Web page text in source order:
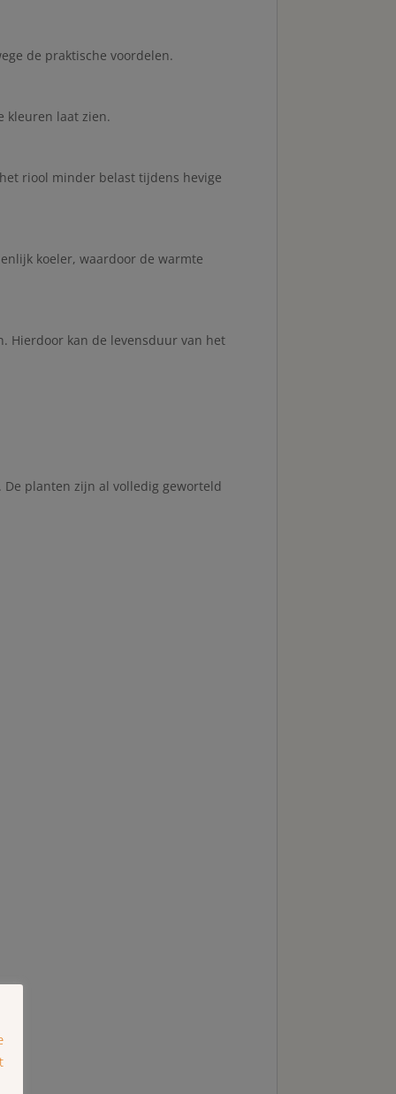
de praktische voordelen.
kleuren laat zien.
riool minder belast tijdens hevige
koeler, waardoor de warmte
Hierdoor kan de levensduur van het
planten zijn al volledig geworteld